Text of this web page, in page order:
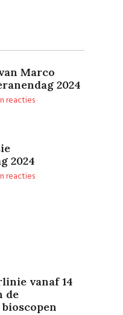
Marco
2024
reacties
2024
reacties
vanaf 14
de